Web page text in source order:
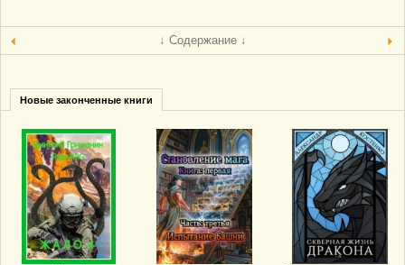
↓ Содержание ↓
Новые законченные книги